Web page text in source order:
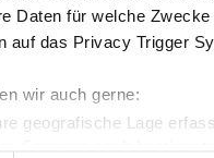
Daten für welche
auf das Privacy Trigger
wir auch gerne:
geografische Lage
Scannen nach